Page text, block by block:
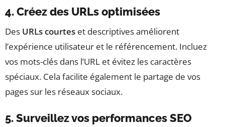
4. Créez des URLs optimisées
Des URLs courtes et descriptives améliorent
l’expérience utilisateur et le référencement. Incluez
vos mots-clés dans l’URL et évitez les caractères
spéciaux. Cela facilite également le partage de vos
pages sur les réseaux sociaux.
5. Surveillez vos performances SEO